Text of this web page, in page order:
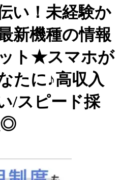
い！未経験か
新機種の情報
ト★スマホが
たに♪高収入
/スピード採
◎